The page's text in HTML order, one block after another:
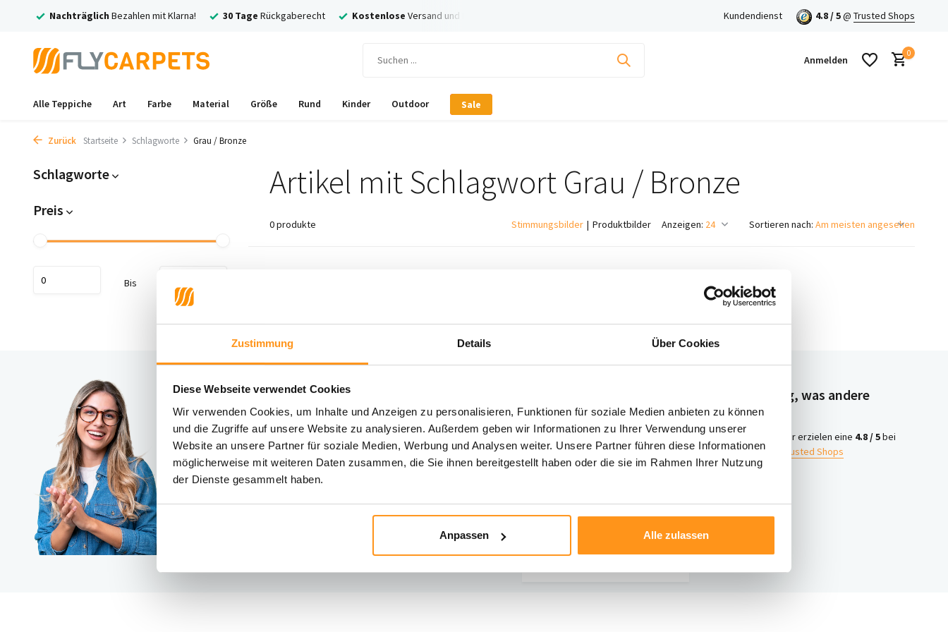
Zustimmung Details Über Cookies
Diese Webseite verwendet Cookies
Wir verwenden Cookies, um Inhalte und Anzeigen zu personalisieren, Funktionen für soziale Medien anbieten zu können
und die Zugriffe auf unsere Website zu analysieren. Außerdem geben wir Informationen zu Ihrer Verwendung unserer
Website an unsere Partner für soziale Medien, Werbung und Analysen weiter. Unsere Partner führen diese Informationen
möglicherweise mit weiteren Daten zusammen, die Sie ihnen bereitgestellt haben oder die sie im Rahmen Ihrer Nutzung
der Dienste gesammelt haben.
Anpassen Alle zulassen
Nachträglich Bezahlen mit Klarna! 30 Tage Rückgaberecht Kostenlose Versand und Rückversand Kundendienst 4.8 / 5@ Trusted Shops
Anmelden
0
Alle Teppiche Art Farbe Material Größe Rund Kinder Outdoor Sale
Zurück Startseite Schlagworte Grau / Bronze
Schlagworte
Preis
Bis
Artikel mit Schlagwort Grau / Bronze
0 produkte Stimmungsbilder Produktbilder Anzeigen: Sortieren nach:
Brauchst du Hilfe?
Kontaktiere unseren Kundenservice
Rücksendung
Direkt chatten
Telefonischer Kontakt
Neugierig, was andere
denken?
4.8 /
5
Wir erzielen eine 4.8 / 5bei
Trusted Shops